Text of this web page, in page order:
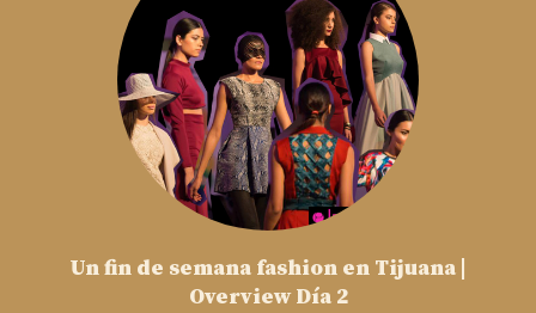
Un fin de semana fashion en Tijuana |
Overview Día 2